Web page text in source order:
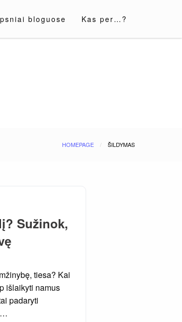
bloguose Kas per…?
HOMEPAGE ŠILDYMAS
Sužinok,
tiesa? Kai
išlaikyti namus
padaryti